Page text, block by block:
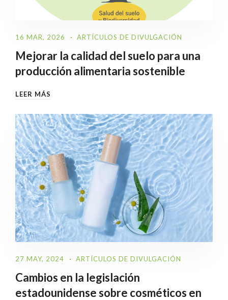
16 MAR, 2026 ARTÍCULOS DE DIVULGACIÓN
Mejorar la calidad del suelo para una
producción alimentaria sostenible
LEER MÁS
27 MAY, 2024 ARTÍCULOS DE DIVULGACIÓN
Cambios en la legislación
estadounidense sobre cosméticos en